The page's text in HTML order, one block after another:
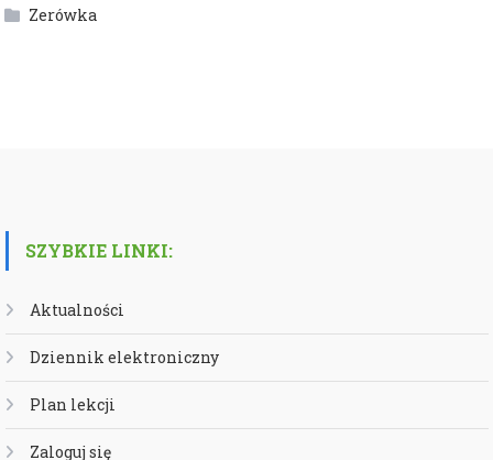
Zerówka
SZYBKIE LINKI:
Aktualności
Dziennik elektroniczny
Plan lekcji
Zaloguj się